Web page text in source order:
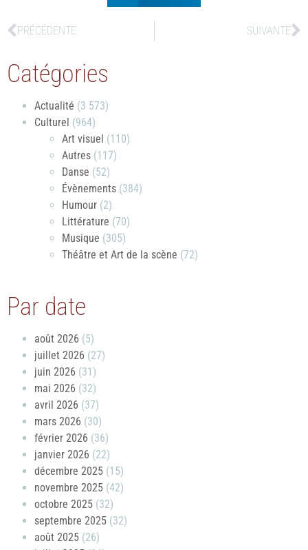
PRÉCÉDENTE SUIVANTE
Catégories
Actualité (3 573)
Culturel (964)
Art visuel (110)
Autres (117)
Danse (52)
Évènements (384)
Humour (2)
Littérature (70)
Musique (305)
Théâtre et Art de la scène (72)
Par date
août 2026 (5)
juillet 2026 (27)
juin 2026 (31)
mai 2026 (32)
avril 2026 (37)
mars 2026 (30)
février 2026 (36)
janvier 2026 (22)
décembre 2025 (15)
novembre 2025 (42)
octobre 2025 (32)
septembre 2025 (32)
août 2025 (26)